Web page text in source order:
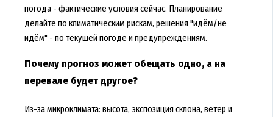
погода - фактические условия сейчас. Планирование
делайте по климатическим рискам, решения "идём/не
идём" - по текущей погоде и предупреждениям.
Почему прогноз может обещать одно, а на
перевале будет другое?
Из-за микроклимата: высота, экспозиция склона, ветер и